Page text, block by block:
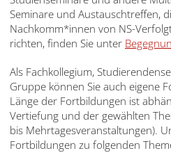
עברית
العربية
日
本
語
Seminare und Austauschtreffen,
Nachkomm*innen von NS-
richten, finden Sie unter
Als Fachkollegium,
Gruppe können Sie auch eigene
Länge der Fortbildungen ist
Vertiefung und der gewählten
bis Mehrtagesveranstaltungen).
Fortbildungen zu folgenden